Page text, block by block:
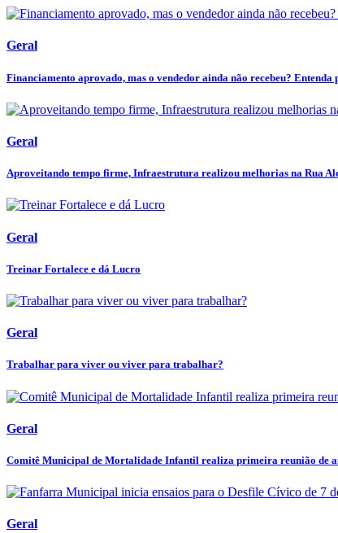
Geral
Financiamento aprovado, mas o vendedor ainda não recebeu? Entenda
Geral
Aproveitando tempo firme, Infraestrutura realizou melhorias na Rua
Geral
Treinar Fortalece e dá Lucro
Geral
Trabalhar para viver ou viver para trabalhar?
Geral
Comitê Municipal de Mortalidade Infantil realiza primeira reunião de
Geral